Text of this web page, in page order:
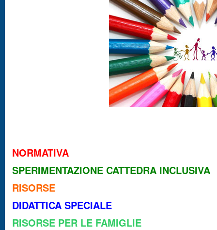
NORMATIVA
SPERIMENTAZIONE CATTEDRA INCLUSIVA
RISORSE
DIDATTICA SPECIALE
RISORSE PER LE FAMIGLIE